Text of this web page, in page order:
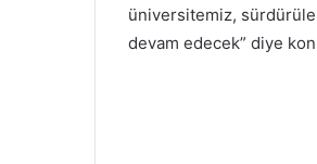
üniversitemiz,
devam edecek” diye